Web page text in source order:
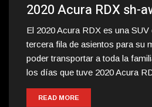
2020 Acura RDX sh-
El 2020 Acura RDX es una
tercera fila de asientos para su
poder transportar a toda la
los días que tuve 2020 Acura
READ MORE